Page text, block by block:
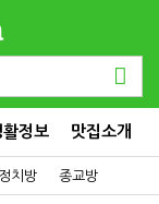
활정보 맛집소개
정치방 종교방